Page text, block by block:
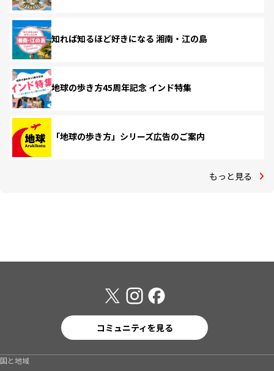
知れば知るほど好きになる 湘南・江の島
地球の歩き方45周年記念 インド特集
「地球の歩き方」シリーズ広告のご案内
もっと見る
コミュニティを見る
国と地域